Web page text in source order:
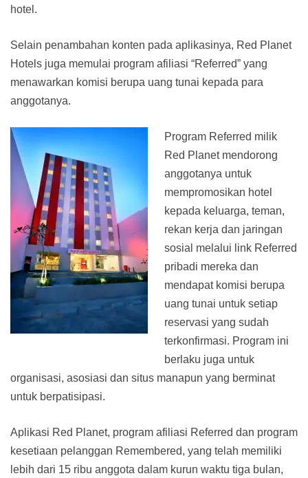
hotel.
Selain penambahan konten pada aplikasinya, Red Planet
Hotels juga memulai program afiliasi “Referred” yang
menawarkan komisi berupa uang tunai kepada para
anggotanya.
Program Referred milik
Red Planet mendorong
anggotanya untuk
mempromosikan hotel
kepada keluarga, teman,
rekan kerja dan jaringan
sosial melalui link Referred
pribadi mereka dan
mendapat komisi berupa
uang tunai untuk setiap
reservasi yang sudah
terkonfirmasi. Program ini
berlaku juga untuk
organisasi, asosiasi dan situs manapun yang berminat
untuk berpatisipasi.
Aplikasi Red Planet, program afiliasi Referred dan program
kesetiaan pelanggan Remembered, yang telah memiliki
lebih dari 15 ribu anggota dalam kurun waktu tiga bulan,